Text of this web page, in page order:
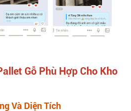
Gỗ Phù Hợp Cho Kho
Và Diện Tích